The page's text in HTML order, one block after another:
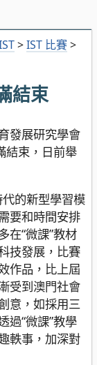
>IST 比賽>
結束
發展研究學會
結束，日前舉
代的新型學習模
要和時間安排
在“微課”教材
技發展，比賽
作品，比上屆
受到澳門社會
意，如採用三
過“微課”教學
軼事，加深對